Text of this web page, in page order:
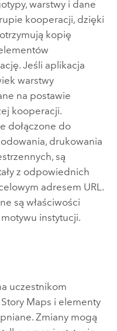
warstwy i dane
kooperacji, dzięki
kopię
Jeśli aplikacja
warstwy
na postawie
kooperacji.
dołączone do
drukowania
są
z odpowiednich
adresem URL.
są właściwości
instytucji.
uczestnikom
Story Maps i elementy
Zmiany mogą